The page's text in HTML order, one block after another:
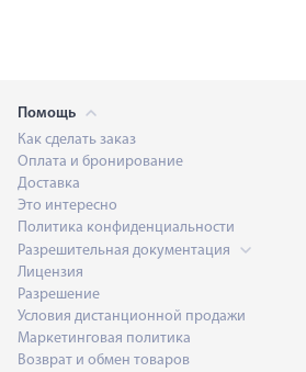
Помощь
Как сделать заказ
Оплата и бронирование
Доставка
Это интересно
Политика конфиденциальности
Разрешительная документация
Лицензия
Разрешение
Условия дистанционной продажи
Маркетинговая политика
Возврат и обмен товаров